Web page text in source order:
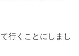
行くことにしまし